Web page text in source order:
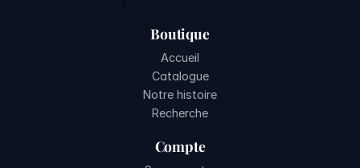
Boutique
Accueil
Catalogue
Notre histoire
Recherche
Compte